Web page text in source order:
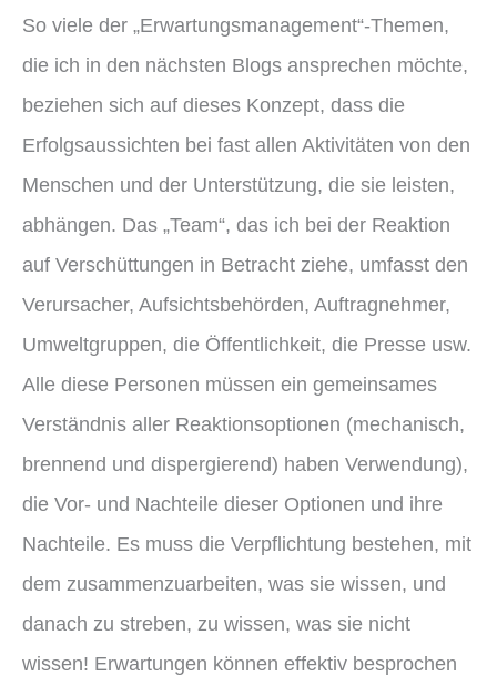
So viele der „Erwartungsmanagement“-Themen,
die ich in den nächsten Blogs ansprechen möchte,
beziehen sich auf dieses Konzept, dass die
Erfolgsaussichten bei fast allen Aktivitäten von den
Menschen und der Unterstützung, die sie leisten,
abhängen. Das „Team“, das ich bei der Reaktion
auf Verschüttungen in Betracht ziehe, umfasst den
Verursacher, Aufsichtsbehörden, Auftragnehmer,
Umweltgruppen, die Öffentlichkeit, die Presse usw.
Alle diese Personen müssen ein gemeinsames
Verständnis aller Reaktionsoptionen (mechanisch,
brennend und dispergierend) haben Verwendung),
die Vor- und Nachteile dieser Optionen und ihre
Nachteile. Es muss die Verpflichtung bestehen, mit
dem zusammenzuarbeiten, was sie wissen, und
danach zu streben, zu wissen, was sie nicht
wissen! Erwartungen können effektiv besprochen